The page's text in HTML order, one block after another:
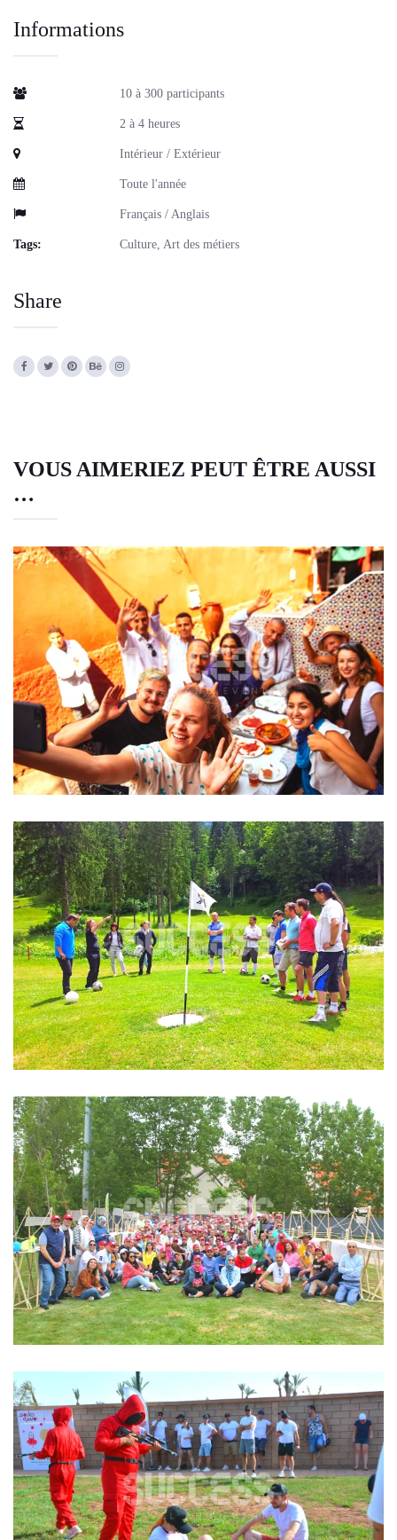
Informations
10 à 300 participants
2 à 4 heures
Intérieur / Extérieur
Toute l'année
Français / Anglais
Tags: Culture, Art des métiers
Share
VOUS AIMERIEZ PEUT ÊTRE AUSSI
…
RALLYE GOURMAND DANS LES SOUKS
DE MARRAKECH
Team building
TEAM BUILDING CHALLENGE FOOT
GOLF
Team building
TEAM BUILDING PONT DE LA COHÉSION
Team building
SQUID GAME CHALLENGE
Team building